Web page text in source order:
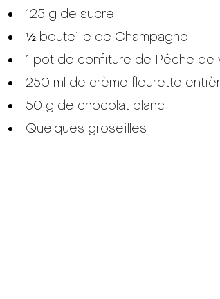
125 g de sucre
½ bouteille de Champagne
1 pot de confiture de Pêche de
250 ml de crème fleurette
50 g de chocolat blanc
Quelques groseilles